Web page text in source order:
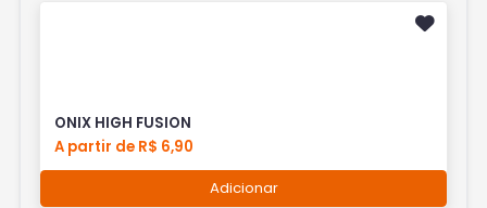
ONIX HIGH FUSION
A partir de R$ 6,90
Adicionar